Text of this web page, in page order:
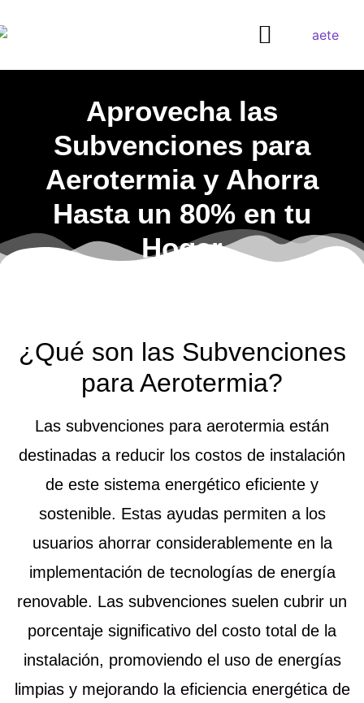
Aprovecha las
Subvenciones para
Aerotermia y Ahorra
Hasta un 80% en tu
Hogar
¿Qué son las Subvenciones
para Aerotermia?
Las subvenciones para aerotermia están
destinadas a reducir los costos de instalación
de este sistema energético eficiente y
sostenible. Estas ayudas permiten a los
usuarios ahorrar considerablemente en la
implementación de tecnologías de energía
renovable. Las subvenciones suelen cubrir un
porcentaje significativo del costo total de la
instalación, promoviendo el uso de energías
limpias y mejorando la eficiencia energética de